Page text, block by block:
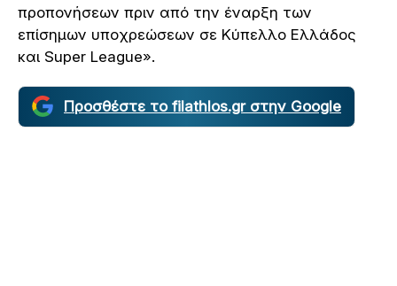
προπονήσεων πριν από την έναρξη των
επίσημων υποχρεώσεων σε Κύπελλο Ελλάδος
και Super League».
Προσθέστε το filathlos.gr στην Google